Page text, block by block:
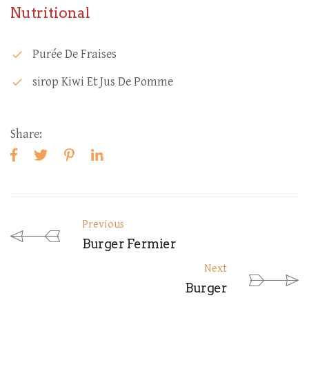
Nutritional
check Purée De Fraises
check Sirop Kiwi Et Jus De Pomme
Share:
Previous
Burger Fermier
Next
Burger